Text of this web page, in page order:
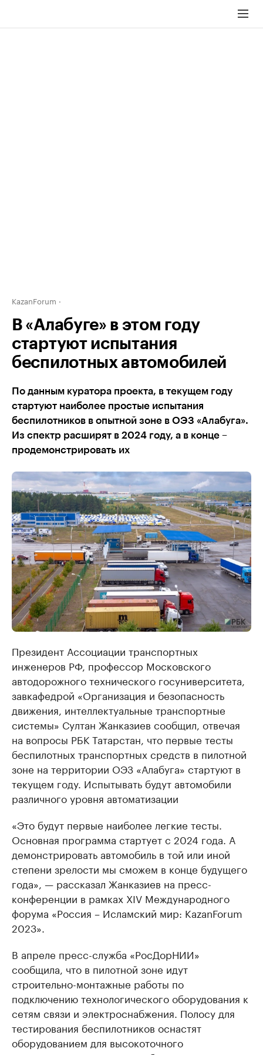
KazanForum
В «Алабуге» в этом году
стартуют испытания
беспилотных автомобилей
По данным куратора проекта, в текущем году
стартуют наиболее простые испытания
беспилотников в опытной зоне в ОЭЗ «Алабуга».
Из спектр расширят в 2024 году, а в конце –
продемонстрировать их
Президент Ассоциации транспортных
инженеров РФ, профессор Московского
автодорожного технического госуниверситета,
завкафедрой «Организация и безопасность
движения, интеллектуальные транспортные
системы» Султан Жанказиев сообщил, отвечая
на вопросы РБК Татарстан, что первые тесты
беспилотных транспортных средств в пилотной
зоне на территории ОЭЗ «Алабуга» стартуют в
текущем году. Испытывать будут автомобили
различного уровня автоматизации
«Это будут первые наиболее легкие тесты.
Основная программа стартует с 2024 года. А
демонстрировать автомобиль в той или иной
степени зрелости мы сможем в конце будущего
года», — рассказал Жанказиев на пресс-
конференции в рамках XIV Международного
форума «Россия – Исламский мир: KazanForum
2023».
В апреле пресс-служба «РосДорНИИ»
сообщила, что в пилотной зоне идут
строительно-монтажные работы по
подключению технологического оборудования к
сетям связи и электроснабжения. Полосу для
тестирования беспилотников оснастят
оборудованием для высокоточного